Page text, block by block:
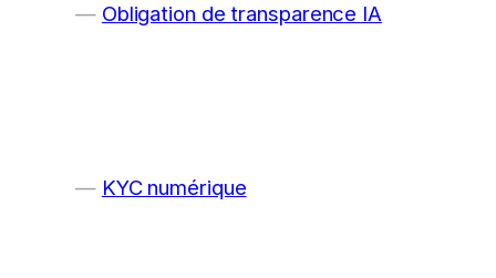
Obligation de transparence IA
KYC numérique